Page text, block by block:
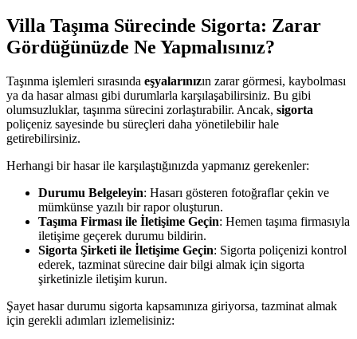
Villa Taşıma Sürecinde Sigorta: Zarar
Gördüğünüzde Ne Yapmalısınız?
Taşınma işlemleri sırasında eşyalarınızın zarar görmesi, kaybolması
ya da hasar alması gibi durumlarla karşılaşabilirsiniz. Bu gibi
olumsuzluklar, taşınma sürecini zorlaştırabilir. Ancak, sigorta
poliçeniz sayesinde bu süreçleri daha yönetilebilir hale
getirebilirsiniz.
Herhangi bir hasar ile karşılaştığınızda yapmanız gerekenler:
Durumu Belgeleyin: Hasarı gösteren fotoğraflar çekin ve
mümkünse yazılı bir rapor oluşturun.
Taşıma Firması ile İletişime Geçin: Hemen taşıma firmasıyla
iletişime geçerek durumu bildirin.
Sigorta Şirketi ile İletişime Geçin: Sigorta poliçenizi kontrol
ederek, tazminat sürecine dair bilgi almak için sigorta
şirketinizle iletişim kurun.
Şayet hasar durumu sigorta kapsamınıza giriyorsa, tazminat almak
için gerekli adımları izlemelisiniz: